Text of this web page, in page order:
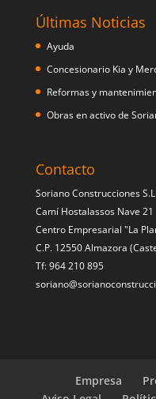
Últimas Noticias
Ayuda
Concesionario Kia y
Reformas y
Obras en activo de
Contacto
Soriano Construcciones
Camí Hostalassos Nave 21
Centro Empresarial "La
C.P. 12550 Almazora
Tf: 964 210 895
Empresa